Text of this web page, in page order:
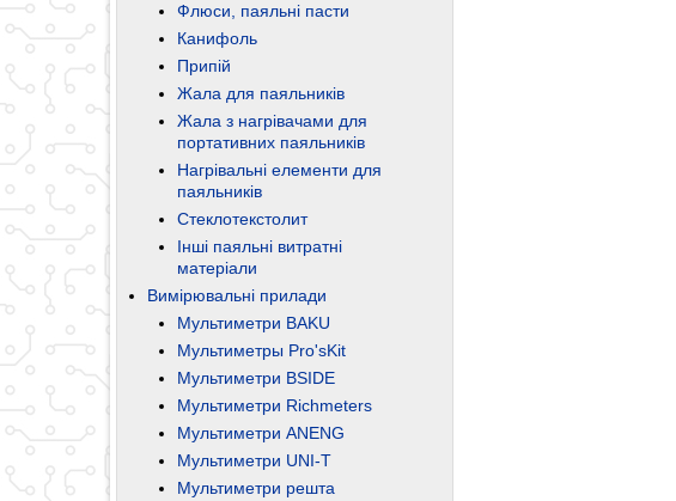
Флюси, паяльні пасти
Канифоль
Припій
Жала для паяльників
Жала з нагрівачами для
портативних паяльників
Нагрівальні елементи для
паяльників
Стеклотекстолит
Інші паяльні витратні
матеріали
Вимірювальні прилади
Мультиметри BAKU
Мультиметры Pro'sKit
Мультиметри BSIDE
Мультиметри Richmeters
Мультиметри ANENG
Мультиметри UNI-T
Мультиметри решта